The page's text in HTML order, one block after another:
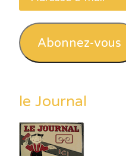
e-
mail
Abonnez-vous
le Journal